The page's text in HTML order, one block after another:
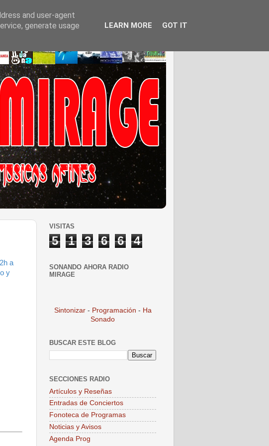
a
y
VISITAS
5 1 3 6 6 4
SONANDO AHORA RADIO
MIRAGE
Sintonizar - Programación - Ha
Sonado
BUSCAR ESTE BLOG
SECCIONES RADIO
Artículos y Reseñas
Entradas de Conciertos
Fonoteca de Programas
Noticias y Avisos
Agenda Prog
and user-agent
generate usage
LEARN MORE GOT IT